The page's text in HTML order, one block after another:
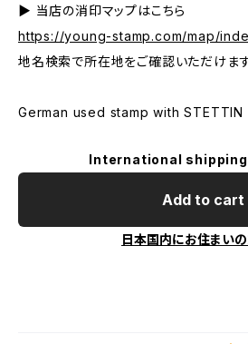
▶ 当店の消印マップはこちら
https://young-stamp.com/map/
地名検索で所在地をご確認いただけます
German used stamp with
International
Add to cart
日本国内にお住まい